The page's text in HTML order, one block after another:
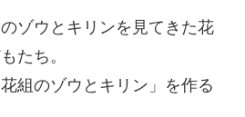
ゾウとキリンを見てきた花
たち。
組のゾウとキリン」を作る